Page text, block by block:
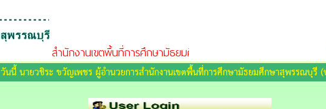
สำนักงานเขตพื้นที่การศึกษามัธยมศึกษาสุพรรณบุรี
วันนี้ นายวชิระ ขวัญเพชร ผู้อำนวยการสำนักงานเขตพื้นที่การศึกษามัธยมศึกษาสุพรรณบุรี